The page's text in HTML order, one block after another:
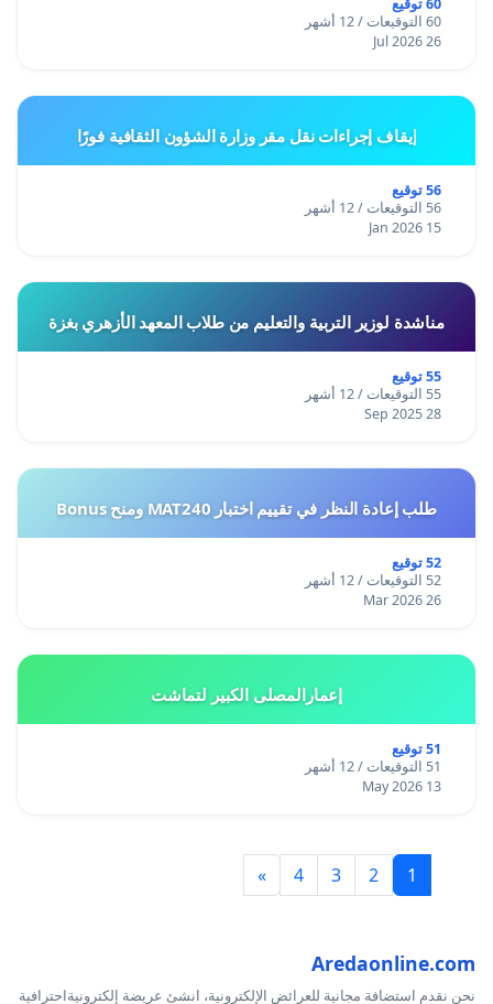
60 توقيع
60 التوقيعات / 12 أشهر
26 Jul 2026
إيقاف إجراءات نقل مقر وزارة الشؤون الثقافية فورًا
56 توقيع
56 التوقيعات / 12 أشهر
15 Jan 2026
مناشدة لوزير التربية والتعليم من طلاب المعهد الأزهري بغزة
55 توقيع
55 التوقيعات / 12 أشهر
28 Sep 2025
طلب إعادة النظر في تقييم اختبار MAT240 ومنح Bonus
52 توقيع
52 التوقيعات / 12 أشهر
26 Mar 2026
إعمارالمصلى الكبير لتماشت
51 توقيع
51 التوقيعات / 12 أشهر
13 May 2026
1
2
3
4
»
Aredaonline.com
نحن نقدم استضافة مجانية للعرائض الإلكترونية، انشئ عريضة إلكترونيةاحترافية